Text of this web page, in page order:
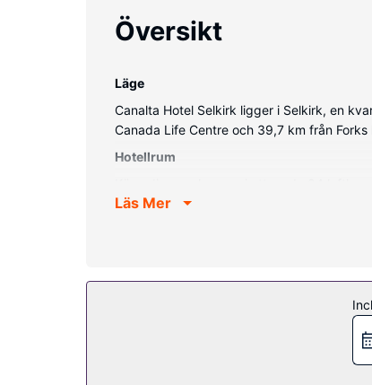
Översikt
Läge
Canalta Hotel Selkirk ligger i Selkirk, en
Canada Life Centre och 39,7 km från Forks
Hotellrum
medan kabelkanaler står för
Läs Mer